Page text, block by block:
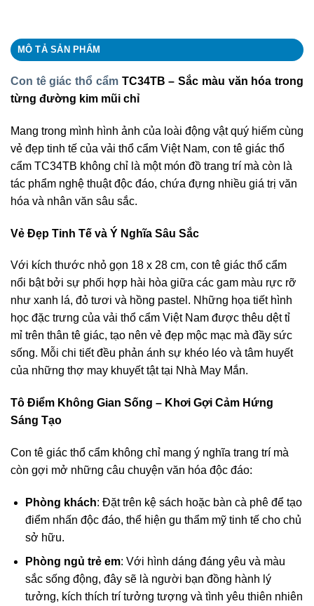
MÔ TẢ SẢN PHẨM
Con tê giác thổ cẩmTC34TB – Sắc màu văn hóa trong
từng đường kim mũi chỉ
Mang trong mình hình ảnh của loài động vật quý hiếm cùng
vẻ đẹp tinh tế của vải thổ cẩm Việt Nam, con tê giác thổ
cẩm TC34TB không chỉ là một món đồ trang trí mà còn là
tác phẩm nghệ thuật độc đáo, chứa đựng nhiều giá trị văn
hóa và nhân văn sâu sắc.
Vẻ Đẹp Tinh Tế và Ý Nghĩa Sâu Sắc
Với kích thước nhỏ gọn 18 x 28 cm, con tê giác thổ cẩm
nổi bật bởi sự phối hợp hài hòa giữa các gam màu rực rỡ
như xanh lá, đỏ tươi và hồng pastel. Những họa tiết hình
học đặc trưng của vải thổ cẩm Việt Nam được thêu dệt tỉ
mỉ trên thân tê giác, tạo nên vẻ đẹp mộc mạc mà đầy sức
sống. Mỗi chi tiết đều phản ánh sự khéo léo và tâm huyết
của những thợ may khuyết tật tại Nhà May Mắn.
Tô Điểm Không Gian Sống – Khơi Gợi Cảm Hứng
Sáng Tạo
Con tê giác thổ cẩm không chỉ mang ý nghĩa trang trí mà
còn gợi mở những câu chuyện văn hóa độc đáo:
Phòng khách: Đặt trên kệ sách hoặc bàn cà phê để tạo
điểm nhấn độc đáo, thể hiện gu thẩm mỹ tinh tế cho chủ
sở hữu.
Phòng ngủ trẻ em: Với hình dáng đáng yêu và màu
sắc sống động, đây sẽ là người bạn đồng hành lý
tưởng, kích thích trí tưởng tượng và tình yêu thiên nhiên